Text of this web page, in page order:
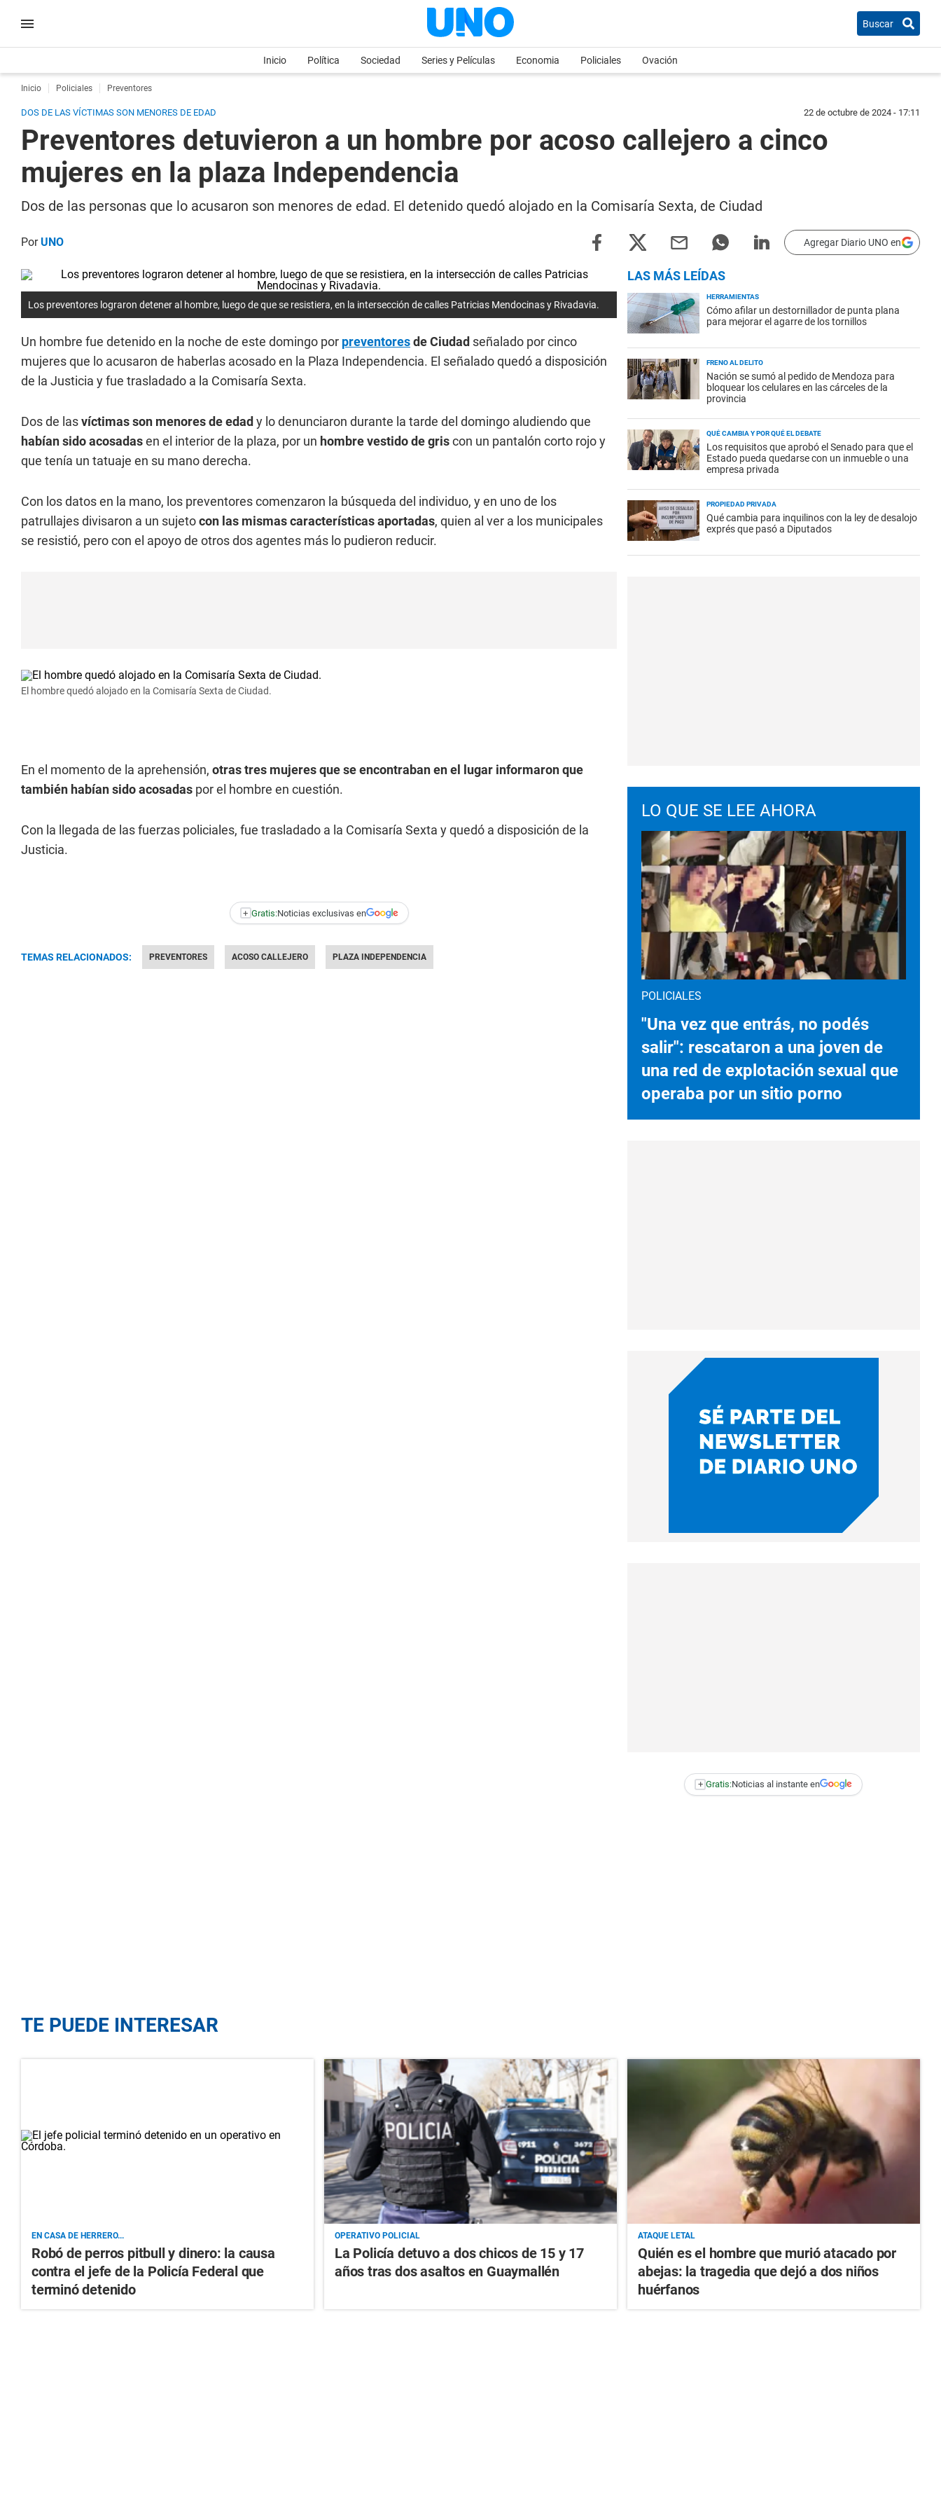
Buscar
Inicio Política Sociedad Series y Películas Economia Policiales Ovación
Inicio Policiales Preventores
DOS DE LAS VÍCTIMAS SON MENORES DE EDAD 22 de octubre de 2024 - 17:11
Preventores detuvieron a un hombre por acoso callejero a cinco
mujeres en la plaza Independencia
Dos de las personas que lo acusaron son menores de edad. El detenido quedó alojado en la Comisaría Sexta, de Ciudad
PorUNO Agregar Diario UNO en
Los preventores lograron detener al hombre, luego de que se resistiera, en la intersección de calles Patricias Mendocinas y Rivadavia.
Un hombre fue detenido en la noche de este domingo por preventoresde Ciudad señalado por cinco
mujeres que lo acusaron de haberlas acosado en la Plaza Independencia. El señalado quedó a disposición
de la Justicia y fue trasladado a la Comisaría Sexta.
Dos de lasvíctimas son menores de edad y lo denunciaron durante la tarde del domingo aludiendo que
habían sido acosadasen el interior de la plaza, por un hombre vestido de griscon un pantalón corto rojo y
que tenía un tatuaje en su mano derecha.
Con los datos en la mano, los preventores comenzaron la búsqueda del individuo, y en uno de los
patrullajes divisaron a un sujetocon las mismas características aportadas, quien al ver a los municipales
se resistió, pero con el apoyo de otros dos agentes más lo pudieron reducir.
El hombre quedó alojado en la Comisaría Sexta de Ciudad.
En el momento de la aprehensión, otras tres mujeres que se encontraban en el lugar informaron que
también habían sido acosadas por el hombre en cuestión.
Con la llegada de las fuerzas policiales, fue trasladado a la Comisaría Sexta y quedó a disposición de la
Justicia.
+ Gratis:Noticias exclusivas en
TEMAS RELACIONADOS: PREVENTORES ACOSO CALLEJERO PLAZA INDEPENDENCIA
LAS MÁS LEÍDAS
HERRAMIENTAS
Cómo afilar un destornillador de punta plana
para mejorar el agarre de los tornillos
FRENO AL DELITO
Nación se sumó al pedido de Mendoza para
bloquear los celulares en las cárceles de la
provincia
QUÉ CAMBIA Y POR QUÉ EL DEBATE
Los requisitos que aprobó el Senado para que el
Estado pueda quedarse con un inmueble o una
empresa privada
PROPIEDAD PRIVADA
Qué cambia para inquilinos con la ley de desalojo
exprés que pasó a Diputados
LO QUE SE LEE AHORA
POLICIALES
"Una vez que entrás, no podés
salir": rescataron a una joven de
una red de explotación sexual que
operaba por un sitio porno
+ Gratis:Noticias al instante en
TE PUEDE INTERESAR
EN CASA DE HERRERO...
Robó de perros pitbull y dinero: la causa
contra el jefe de la Policía Federal que
terminó detenido
OPERATIVO POLICIAL
La Policía detuvo a dos chicos de 15 y 17
años tras dos asaltos en Guaymallén
ATAQUE LETAL
Quién es el hombre que murió atacado por
abejas: la tragedia que dejó a dos niños
huérfanos